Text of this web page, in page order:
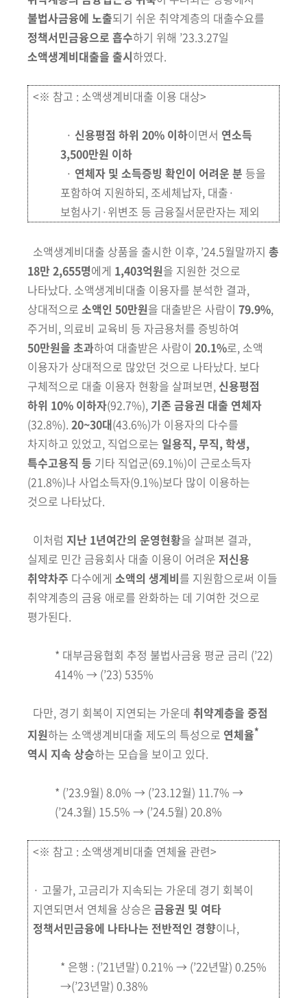
불법사금융에 노출되기 쉬운 취약계층의 대출수요를
정책서민금융으로 흡수하기 위해 ’23.3.27일
소액생계비대출을 출시하였다.
<※ 참고 : 소액생계비대출 이용 대상>
· 신용평점 하위 20% 이하이면서 연소득
3,500만원 이하
· 연체자 및 소득증빙 확인이 어려운 분 등을
포함하여 지원하되, 조세체납자, 대출·
보험사기·위변조 등 금융질서문란자는 제외
소액생계비대출 상품을 출시한 이후, ’24.5월말까지 총
18만2,655명에게 1,403억원을 지원한 것으로
나타났다. 소액생계비대출 이용자를 분석한 결과,
상대적으로 소액인 50만원을 대출받은 사람이 79.9%,
주거비, 의료비 교육비 등 자금용처를 증빙하여
50만원을 초과하여 대출받은 사람이 20.1%로, 소액
이용자가 상대적으로 많았던 것으로 나타났다. 보다
구체적으로 대출 이용자 현황을 살펴보면, 신용평점
하위 10% 이하자(92.7%), 기존 금융권 대출 연체자
(32.8%). 20~30대(43.6%)가 이용자의 다수를
차지하고 있었고, 직업으로는 일용직, 무직, 학생,
특수고용직 등 기타 직업군(69.1%)이 근로소득자
(21.8%)나 사업소득자(9.1%)보다 많이 이용하는
것으로 나타났다.
이처럼 지난 1년여간의 운영현황을 살펴본 결과,
실제로 민간 금융회사 대출 이용이 어려운 저신용
취약차주 다수에게 소액의 생계비를 지원함으로써 이들
취약계층의 금융 애로를 완화하는 데 기여한 것으로
평가된다.
* 대부금융협회 추정 불법사금융 평균 금리 (’22)
414% → (’23) 535%
다만, 경기 회복이 지연되는 가운데 취약계층을 중점
지원하는 소액생계비대출 제도의 특성으로 연체율*
역시 지속 상승하는 모습을 보이고 있다.
* (’23.9월) 8.0% → (’23.12월) 11.7% →
(’24.3월) 15.5% → (’24.5월) 20.8%
<※ 참고 : 소액생계비대출 연체율 관련>
· 고물가, 고금리가 지속되는 가운데 경기 회복이
지연되면서 연체율 상승은 금융권 및 여타
정책서민금융에 나타나는 전반적인 경향이나,
* 은행 : (’21년말) 0.21% → (’22년말) 0.25%
→(’23년말) 0.38%